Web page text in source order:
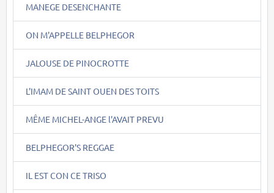
MANEGE DESENCHANTE
ON M'APPELLE BELPHEGOR
JALOUSE DE PINOCROTTE
L'IMAM DE SAINT OUEN DES TOITS
MÊME MICHEL-ANGE l'AVAIT PREVU
BELPHEGOR'S REGGAE
IL EST CON CE TRISO